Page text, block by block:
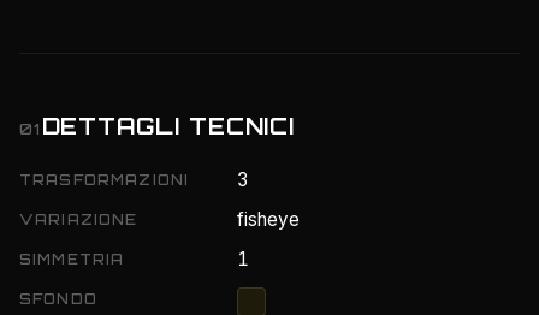
01 DETTAGLI TECNICI
TRASFORMAZIONI 3
VARIAZIONE fisheye
SIMMETRIA 1
SFONDO